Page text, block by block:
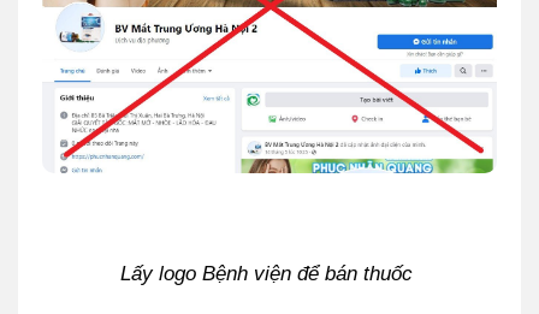
Lấy logo Bệnh viện để bán thuốc